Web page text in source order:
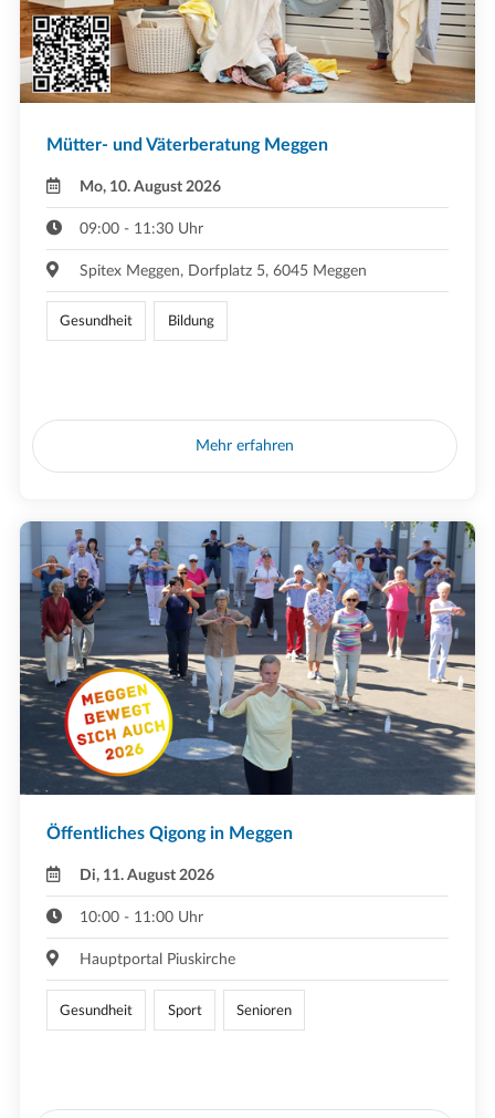
Mütter- und Väterberatung Meggen
Mo, 10. August 2026
09:00 - 11:30 Uhr
Spitex Meggen, Dorfplatz 5, 6045 Meggen
Gesundheit Bildung
Mehr erfahren
Öffentliches Qigong in Meggen
Di, 11. August 2026
10:00 - 11:00 Uhr
Hauptportal Piuskirche
Gesundheit Sport Senioren